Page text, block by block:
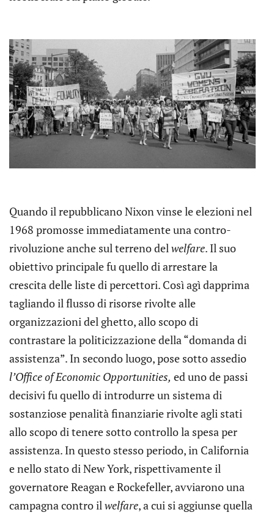
Quando il repubblicano Nixon vinse le elezioni nel
1968 promosse immediatamente una contro-
rivoluzione anche sul terreno delwelfare. Il suo
obiettivo principale fu quello di arrestare la
crescita delle liste di percettori. Così agì dapprima
tagliando il flusso di risorse rivolte alle
organizzazioni del ghetto, allo scopo di
contrastare la politicizzazione della “domanda di
assistenza”. In secondo luogo, pose sotto assedio
l’Office of Economic Opportunities, ed uno de passi
decisivi fu quello di introdurre un sistema di
sostanziose penalità finanziarie rivolte agli stati
allo scopo di tenere sotto controllo la spesa per
assistenza. In questo stesso periodo, in California
e nello stato di New York, rispettivamente il
governatore Reagan e Rockefeller, avviarono una
campagna contro ilwelfare, a cui si aggiunse quella